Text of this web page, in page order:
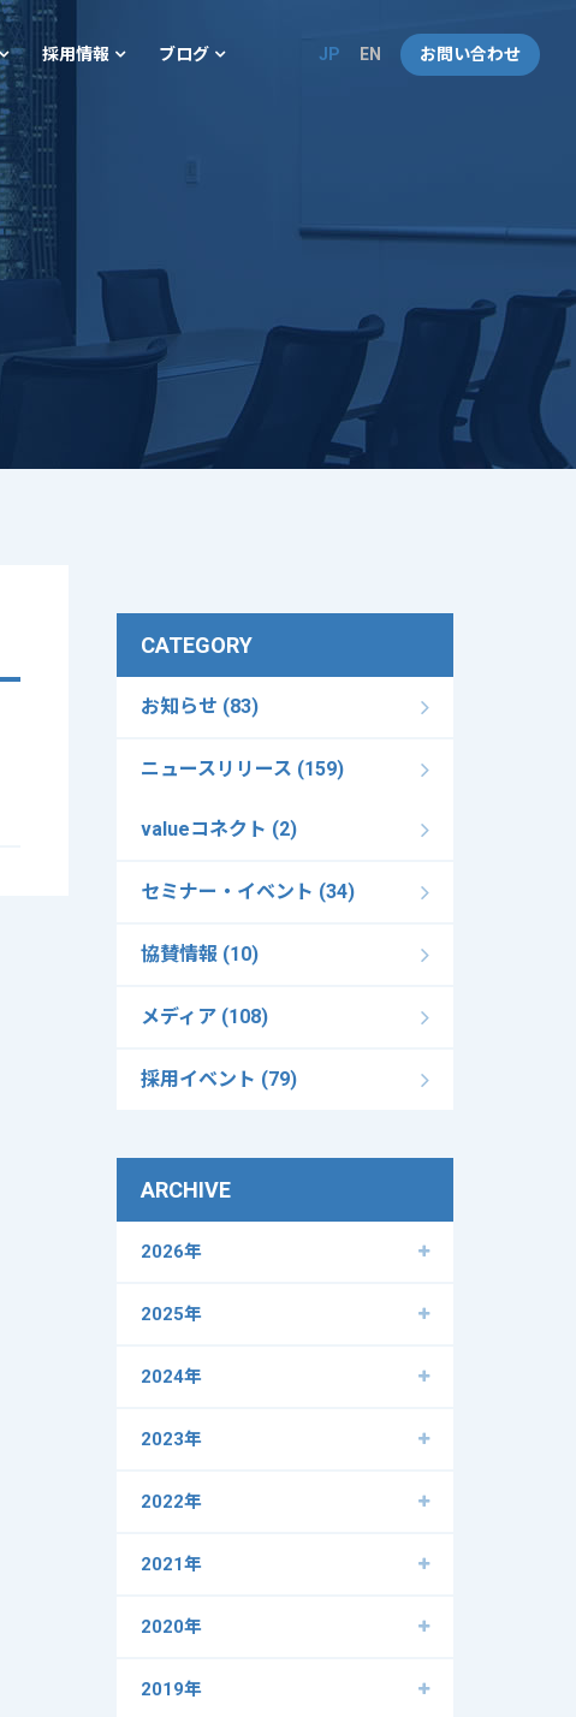
採用情報 ブログ JP EN お問い合わせ
CATEGORY
お知らせ (83)
ニュースリリース (159)
valueコネクト (2)
セミナー・イベント (34)
協賛情報 (10)
メディア (108)
採用イベント (79)
ARCHIVE
2026年
2025年
2024年
2023年
2022年
2021年
2020年
2019年